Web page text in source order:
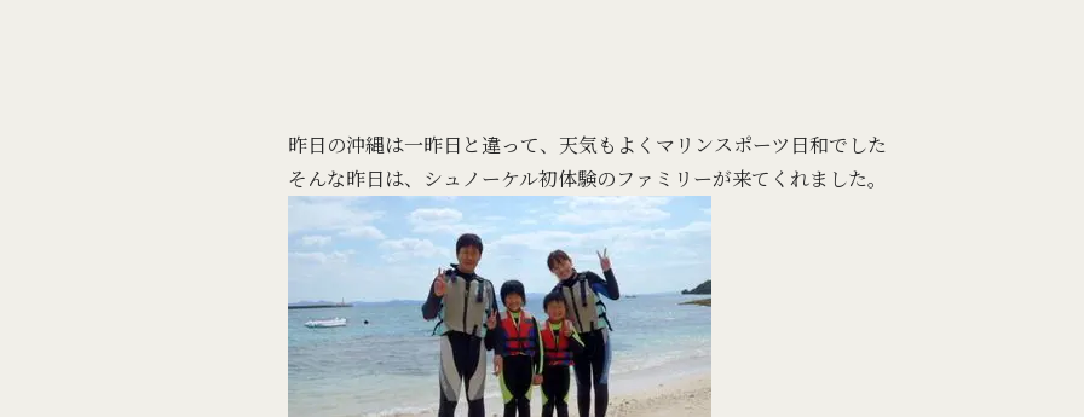
昨日の沖縄は一昨日と違って、天気もよくマリンスポーツ日和でした
そんな昨日は、シュノーケル初体験のファミリーが来てくれました。